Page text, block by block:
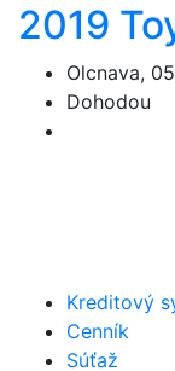
2019
Olcnava,
Dohodou
Kreditový
Cenník
Súťaž